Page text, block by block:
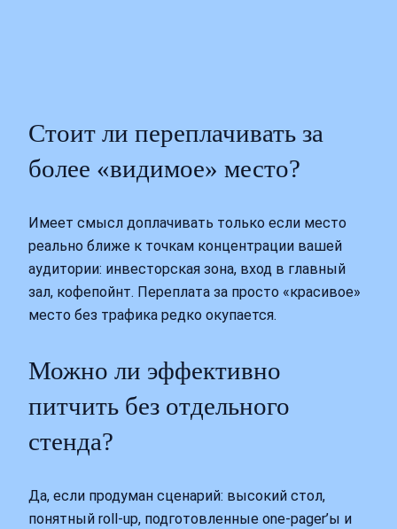
Стоит ли переплачивать за
более «видимое» место?
Имеет смысл доплачивать только если место
реально ближе к точкам концентрации вашей
аудитории: инвесторская зона, вход в главный
зал, кофепойнт. Переплата за просто «красивое»
место без трафика редко окупается.
Можно ли эффективно
питчить без отдельного
стенда?
Да, если продуман сценарий: высокий стол,
понятный roll-up, подготовленные one-pager’ы и